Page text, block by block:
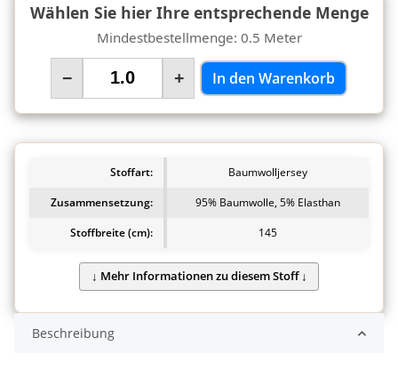
Wählen Sie hier Ihre entsprechende Menge
Mindestbestellmenge: 0.5 Meter
− + In den Warenkorb
Stoffart:
Baumwolljersey
Zusammensetzung:
95% Baumwolle, 5% Elasthan
Stoffbreite (cm):
145
Beschreibung